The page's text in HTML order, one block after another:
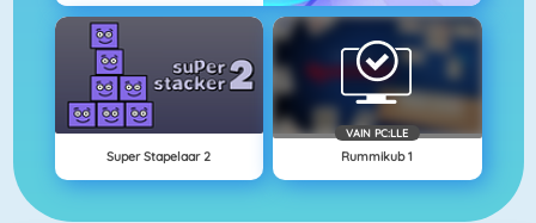
Super Stapelaar 2
VAIN PC:LLE
Rummikub 1